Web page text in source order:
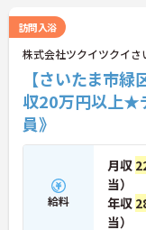
訪問入浴
株式会社ツクイツクイさ
【さいたま市
収20万円以上★
員》
給料
月収
当）
年収
当）